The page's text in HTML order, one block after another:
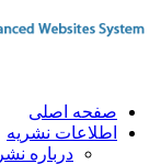
صفحه اصلی
اطلاعات نشریه
درباره نشریه